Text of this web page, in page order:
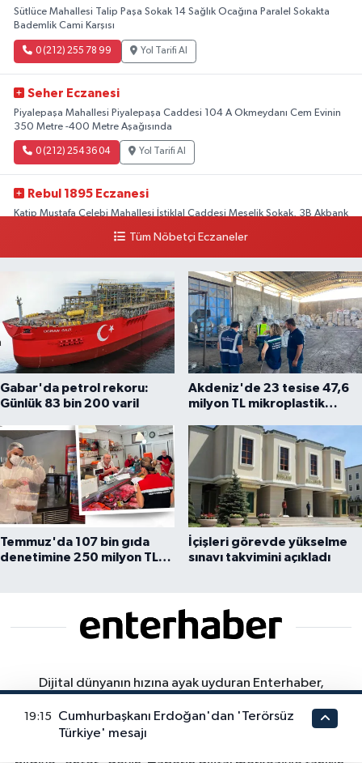
Sütlüce Mahallesi Talip Paşa Sokak 14 Sağlık Ocağına Paralel Sokakta
Bademlik Cami Karşısı
0 (212) 255 78 99 Yol Tarifi Al
Seher Eczanesi
Piyalepaşa Mahallesi Piyalepaşa Caddesi 104 A Okmeydanı Cem Evinin
350 Metre -400 Metre Aşağısında
0 (212) 254 36 04 Yol Tarifi Al
Rebul 1895 Eczanesi
Katip Mustafa Çelebi Mahallesi İstiklal Caddesi Meşelik Sokak, 3B Akbank
Tüm Nöbetçi Eczaneler
Gabar'da petrol rekoru:
Günlük 83 bin 200 varil
Akdeniz'de 23 tesise 47,6
milyon TL mikroplastik
Temmuz'da 107 bin gıda
denetimine 250 milyon TL
İçişleri görevde yükselme
sınavı takvimini açıkladı
Dijital dünyanın hızına ayak uyduran Enterhaber,
bildirimlerle sunar. Bilgiye Açılan Kapınız. Gündemden
ekonomiye, teknolojiden yaşama dair her şey... Doğru
19:15
Cumhurbaşkanı Erdoğan'dan 'Terörsüz
Türkiye' mesajı